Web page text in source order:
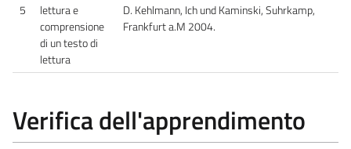
5
lettura e
comprensione
di un testo di
lettura
D. Kehlmann, Ich und Kaminski, Suhrkamp,
Frankfurt a.M 2004.
Verifica dell'apprendimento